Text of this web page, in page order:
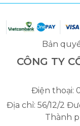
Bản
CÔNG TY
Điện thoại:
Địa chỉ: 56/12/2
Thành